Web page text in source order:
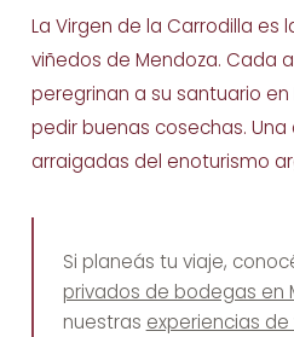
La Virgen de la Carrodilla es
viñedos de Mendoza. Cada
peregrinan a su santuario
pedir buenas cosechas.
arraigadas del enoturismo
Si planeás tu viaje,
privados de bodegas en
nuestras experiencias